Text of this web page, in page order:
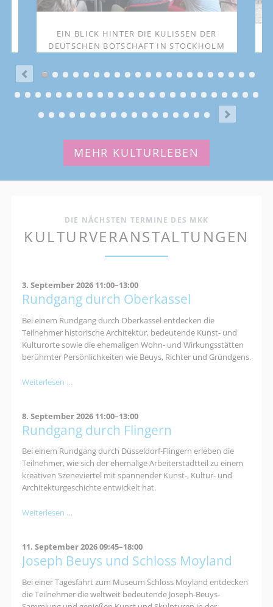
MEHR KULTURLEBEN
DIE NÄCHSTEN TERMINE DES MKK
KULTURVERANSTALTUNGEN
3. September 2026 11:00–13:00
Rundgang durch Oberkassel
Bei einem Rundgang durch Oberkassel entdecken die
Teilnehmer historische Architektur, bedeutende Kunst- und
Kulturorte sowie die ehemaligen Wohn- und Wirkungsstätten
berühmter Persönlichkeiten wie Beuys, Richter und Gründgens.
Weiterlesen …
8. September 2026 11:00–13:00
Rundgang durch Flingern
Bei einem Rundgang durch Düsseldorf-Flingern erleben die
Teilnehmer, wie sich der ehemalige Arbeiterstadtteil zu einem
kreativen Szeneviertel mit spannender Kunst-, Kultur- und
Architekturgeschichte entwickelt hat.
Weiterlesen …Rundgang
11. September 2026 09:45–18:00
Joseph Beuys und Schloss Moyland
Bei einer Tagesfahrt zum Museum Schloss Moyland entdecken
die Teilnehmer die weltweit bedeutende Joseph-Beuys-